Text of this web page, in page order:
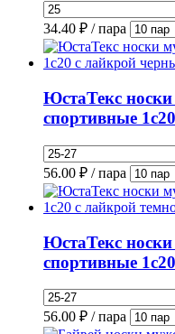
34.40 ₽ / пара
ЮстаТекс
спортивные
56.00 ₽ / пара
ЮстаТекс
спортивные
56.00 ₽ / пара